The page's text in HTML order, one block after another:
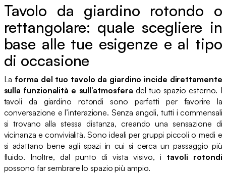
Tavolo da giardino rotondo o
rettangolare: quale scegliere in
base alle tue esigenze e al tipo
di occasione
La forma del tuo tavolo da giardino incide direttamente
sulla funzionalità e sull’atmosfera del tuo spazio esterno. I
tavoli da giardino rotondi sono perfetti per favorire la
conversazione e l’interazione. Senza angoli, tutti i commensali
si trovano alla stessa distanza, creando una sensazione di
vicinanza e convivialità. Sono ideali per gruppi piccoli o medi e
si adattano bene agli spazi in cui si cerca un passaggio più
fluido. Inoltre, dal punto di vista visivo, i tavoli rotondi
possono far sembrare lo spazio più ampio.